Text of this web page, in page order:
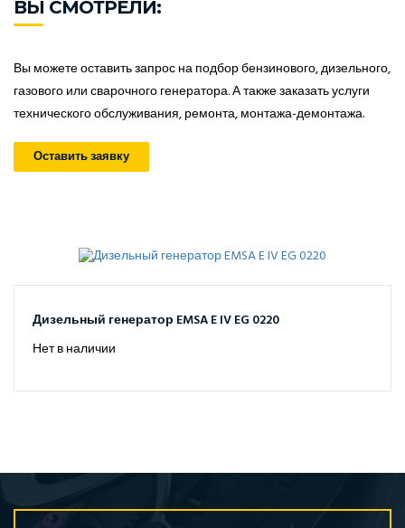
ВЫ СМОТРЕЛИ:
Вы можете оставить запрос на подбор бензинового, дизельного,
газового или сварочного генератора. А также заказать услуги
технического обслуживания, ремонта, монтажа-демонтажа.
Оставить заявку
Дизельный генератор EMSA E IV EG 0220
Нет в наличии